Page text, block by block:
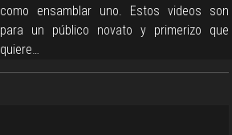
como ensamblar uno. Estos videos son
para un público novato y primerizo que
quiere…